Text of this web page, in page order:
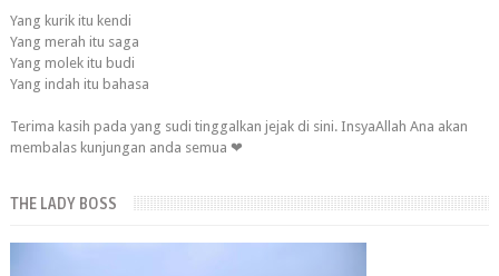
Yang kurik itu kendi
Yang merah itu saga
Yang molek itu budi
Yang indah itu bahasa
Terima kasih pada yang sudi tinggalkan jejak di sini. InsyaAllah Ana akan
membalas kunjungan anda semua ❤
THE LADY BOSS